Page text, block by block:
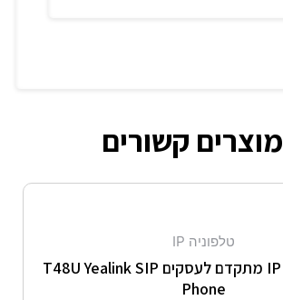
מוצרים קשורים
טלפוניה IP
טלפון שולחני IP מתקדם לעסקים T48U Yealink SIP
Phone